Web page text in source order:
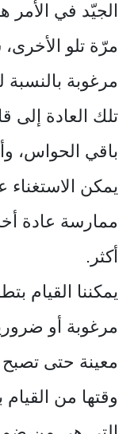
الجيّد في الأمر
مرّة تلو
مرغوبة
تلك العادة إلى
باقي الحواس،
يمكن الاستغناء
ممارسة عادة
أكثر.
يمكننا القيام
مرغوبة أو
معينة حتى تصبح
وقتها من